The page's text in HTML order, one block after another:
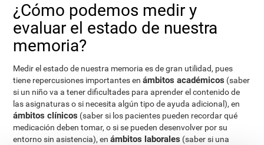
¿Cómo podemos medir y
evaluar el estado de nuestra
memoria?
Medir el estado de nuestra memoria es de gran utilidad, pues
tiene repercusiones importantes enámbitos académicos (saber
si un niño va a tener dificultades para aprender el contenido de
las asignaturas o si necesita algún tipo de ayuda adicional), en
ámbitos clínicos (saber si los pacientes pueden recordar qué
medicación deben tomar, o si se pueden desenvolver por su
entorno sin asistencia), enámbitos laborales (saber si una